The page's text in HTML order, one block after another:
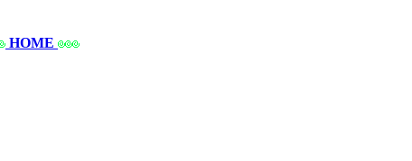
HOME